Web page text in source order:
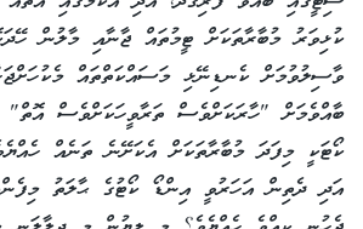
ކުޅިވަރު މުބާރާތަކަށް ޓީމުތައް ޖާނާއި މާލުން
ވާސިލުވުމަށް ކެނޑިނޭޅި މަސައްކަތްތައް
ބާއްވެމަށް "ހާރަކަށްވެސް ތަރާވީހަކަށްވެސް
ކޯޓަކީ މިފަދަ މުބާރާތަކަށް އެކަށޭނެ ތަނެއް
އަދި ދެތިން އަހަރުވީ އިންޑޯ ކޯޓުގެ ޙާލަތު